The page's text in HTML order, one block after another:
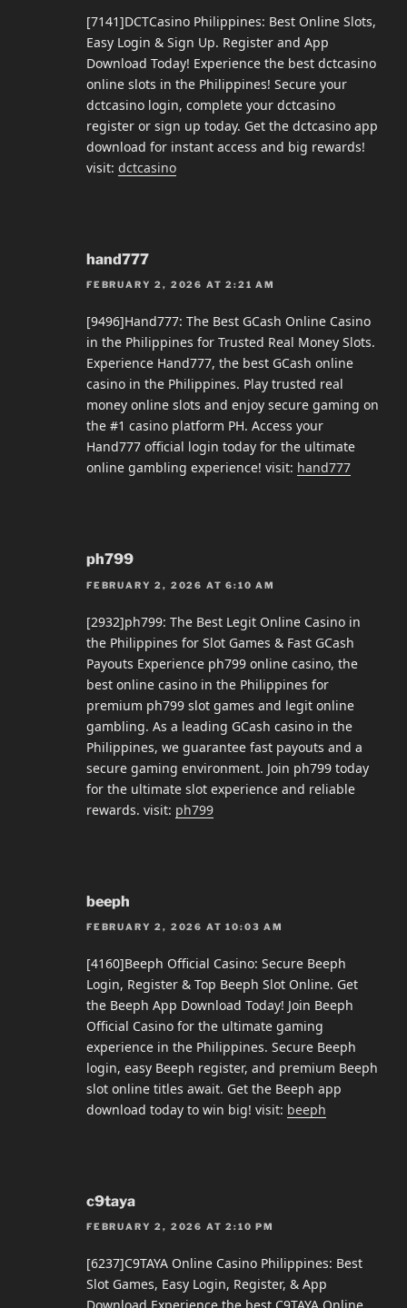
[7141]DCTCasino Philippines: Best Online Slots,
Easy Login & Sign Up. Register and App
Download Today! Experience the best dctcasino
online slots in the Philippines! Secure your
dctcasino login, complete your dctcasino
register or sign up today. Get the dctcasino app
download for instant access and big rewards!
visit: dctcasino
hand777
FEBRUARY 2, 2026 AT 2:21 AM
[9496]Hand777: The Best GCash Online Casino
in the Philippines for Trusted Real Money Slots.
Experience Hand777, the best GCash online
casino in the Philippines. Play trusted real
money online slots and enjoy secure gaming on
the #1 casino platform PH. Access your
Hand777 official login today for the ultimate
online gambling experience! visit: hand777
ph799
FEBRUARY 2, 2026 AT 6:10 AM
[2932]ph799: The Best Legit Online Casino in
the Philippines for Slot Games & Fast GCash
Payouts Experience ph799 online casino, the
best online casino in the Philippines for
premium ph799 slot games and legit online
gambling. As a leading GCash casino in the
Philippines, we guarantee fast payouts and a
secure gaming environment. Join ph799 today
for the ultimate slot experience and reliable
rewards. visit: ph799
beeph
FEBRUARY 2, 2026 AT 10:03 AM
[4160]Beeph Official Casino: Secure Beeph
Login, Register & Top Beeph Slot Online. Get
the Beeph App Download Today! Join Beeph
Official Casino for the ultimate gaming
experience in the Philippines. Secure Beeph
login, easy Beeph register, and premium Beeph
slot online titles await. Get the Beeph app
download today to win big! visit: beeph
c9taya
FEBRUARY 2, 2026 AT 2:10 PM
[6237]C9TAYA Online Casino Philippines: Best
Slot Games, Easy Login, Register, & App